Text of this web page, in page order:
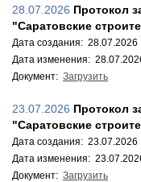
28.07.2026 Протокол
"Саратовские
Дата создания: 28.07.2026
Дата изменения:
Документ: Загрузить
23.07.2026 Протокол
"Саратовские
Дата создания: 23.07.2026
Дата изменения:
Документ: Загрузить